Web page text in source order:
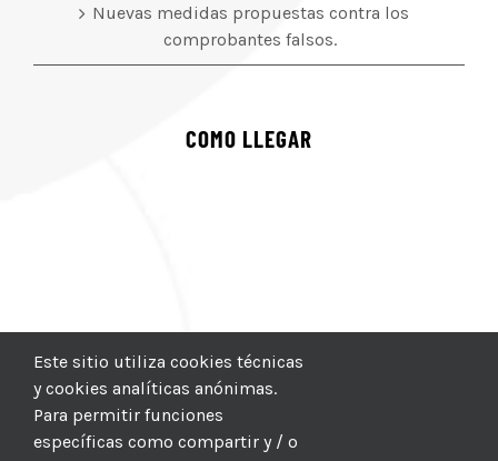
Nuevas medidas propuestas contra los
comprobantes falsos.
COMO LLEGAR
Este sitio utiliza cookies técnicas
y cookies analíticas anónimas.
Para permitir funciones
específicas como compartir y / o